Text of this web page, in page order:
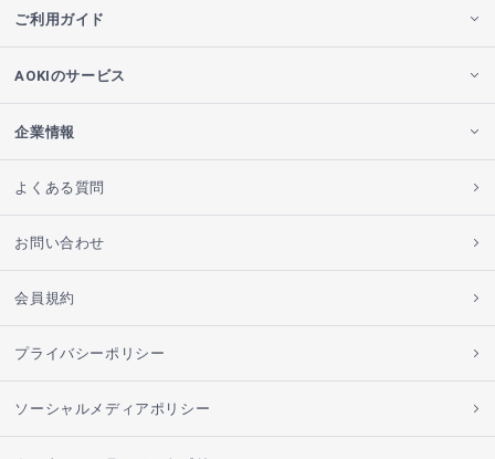
ご利用ガイド
AOKIのサービス
企業情報
よくある質問
お問い合わせ
会員規約
プライバシーポリシー
ソーシャルメディアポリシー